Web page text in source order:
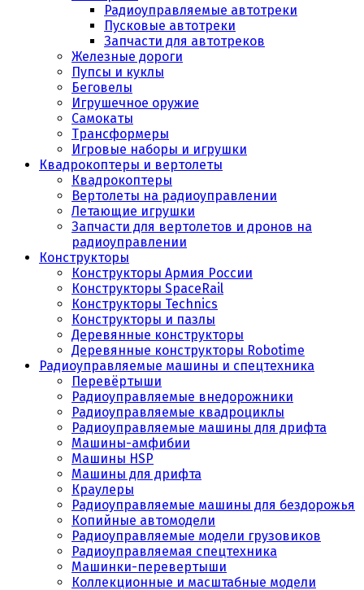
Радиоуправляемые автотреки
Пусковые автотреки
Запчасти для автотреков
Железные дороги
Пупсы и куклы
Беговелы
Игрушечное оружие
Самокаты
Трансформеры
Игровые наборы и игрушки
Квадрокоптеры и вертолеты
Квадрокоптеры
Вертолеты на радиоуправлении
Летающие игрушки
Запчасти для вертолетов и дронов на
радиоуправлении
Конструкторы
Конструкторы Армия России
Конструкторы SpaceRail
Конструкторы Technics
Конструкторы и пазлы
Деревянные конструкторы
Деревянные конструкторы Robotime
Радиоуправляемые машины и спецтехника
Перевёртыши
Радиоуправляемые внедорожники
Радиоуправляемые квадроциклы
Радиоуправляемые машины для дрифта
Машины-амфибии
Машины HSP
Машины для дрифта
Краулеры
Радиоуправляемые машины для бездорожья
Копийные автомодели
Радиоуправляемые модели грузовиков
Радиоуправляемая спецтехника
Машинки-перевертыши
Коллекционные и масштабные модели